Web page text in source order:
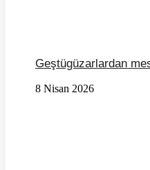
Geştügüzarlardan
8 Nisan 2026